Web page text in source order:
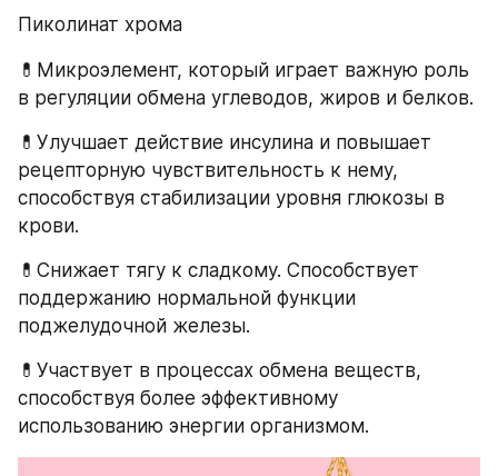
Пиколинат хрома
💊Микроэлемент, который играет важную роль
в регуляции обмена углеводов, жиров и белков.
💊Улучшает действие инсулина и повышает
рецепторную чувствительность к нему,
способствуя стабилизации уровня глюкозы в
крови.
💊Снижает тягу к сладкому. Способствует
поддержанию нормальной функции
поджелудочной железы.
💊Участвует в процессах обмена веществ,
способствуя более эффективному
использованию энергии организмом.